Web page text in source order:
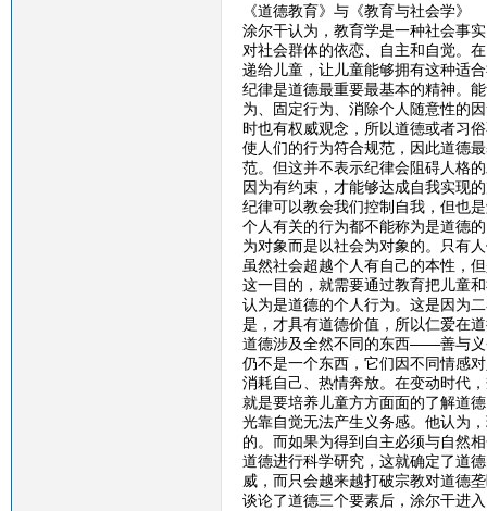
《道德教育》与《教育与社会学》
涂尔干认为，教育学是一种社会事
对社会群体的依恋、自主和自觉。
递给儿童，让儿童能够拥有这种适
纪律是道德最重要最基本的精神。
为、固定行为、消除个人随意性的
时也有权威观念，所以道德或者习
使人们的行为符合规范，因此道德
范。但这并不表示纪律会阻碍人格
因为有约束，才能够达成自我实现
纪律可以教会我们控制自我，但也
个人有关的行为都不能称为是道德
为对象而是以社会为对象的。只有
虽然社会超越个人有自己的本性，
这一目的，就需要通过教育把儿童
认为是道德的个人行为。这是因为
是，才具有道德价值，所以仁爱在
道德涉及全然不同的东西——善与义
仍不是一个东西，它们因不同情感
消耗自己、热情奔放。在变动时代
就是要培养儿童方方面面的了解道
光靠自觉无法产生义务感。他认为
的。而如果为得到自主必须与自然
道德进行科学研究，这就确定了道
威，而只会越来越打破宗教对道德
谈论了道德三个要素后，涂尔干进